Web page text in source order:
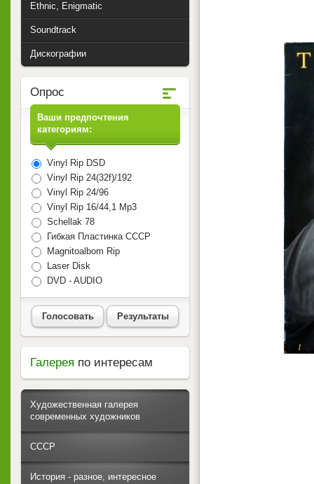
Ethnic, Enigmatic
Soundtrack
Дискографии
Опрос
Ваши предпочтения
категориям:
Vinyl Rip DSD
Vinyl Rip 24(32f)/192
Vinyl Rip 24/96
Vinyl Rip 16/44,1 Mp3
Schellak 78
Гибкая Пластинка СССР
Magnitoalbom Rip
Laser Disk
DVD - AUDIO
Голосовать Результаты
Галерея по интересам
Художественная галерея
современных художников
СССР
История - разное, интересное